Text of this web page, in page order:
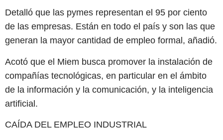
Detalló que las pymes representan el 95 por ciento
de las empresas. Están en todo el país y son las que
generan la mayor cantidad de empleo formal, añadió.
Acotó que el Miem busca promover la instalación de
compañías tecnológicas, en particular en el ámbito
de la información y la comunicación, y la inteligencia
artificial.
CAÍDA DEL EMPLEO INDUSTRIAL